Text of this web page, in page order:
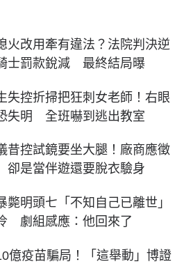
火改用牽有違法？法院判決逆
士罰款銳減 最終結局曝
失控折掃把狂刺女老師！右眼
失明 全班嚇到逃出教室
昔控試鏡要坐大腿！廠商應徵
是當伴遊還要脫衣驗身
斃明頭七「不知自己已離世」
劇組感應：他回來了
億疫苗騙局！「這舉動」博證